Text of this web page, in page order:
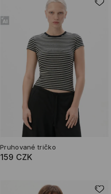
Pruhované tričko
159 CZK